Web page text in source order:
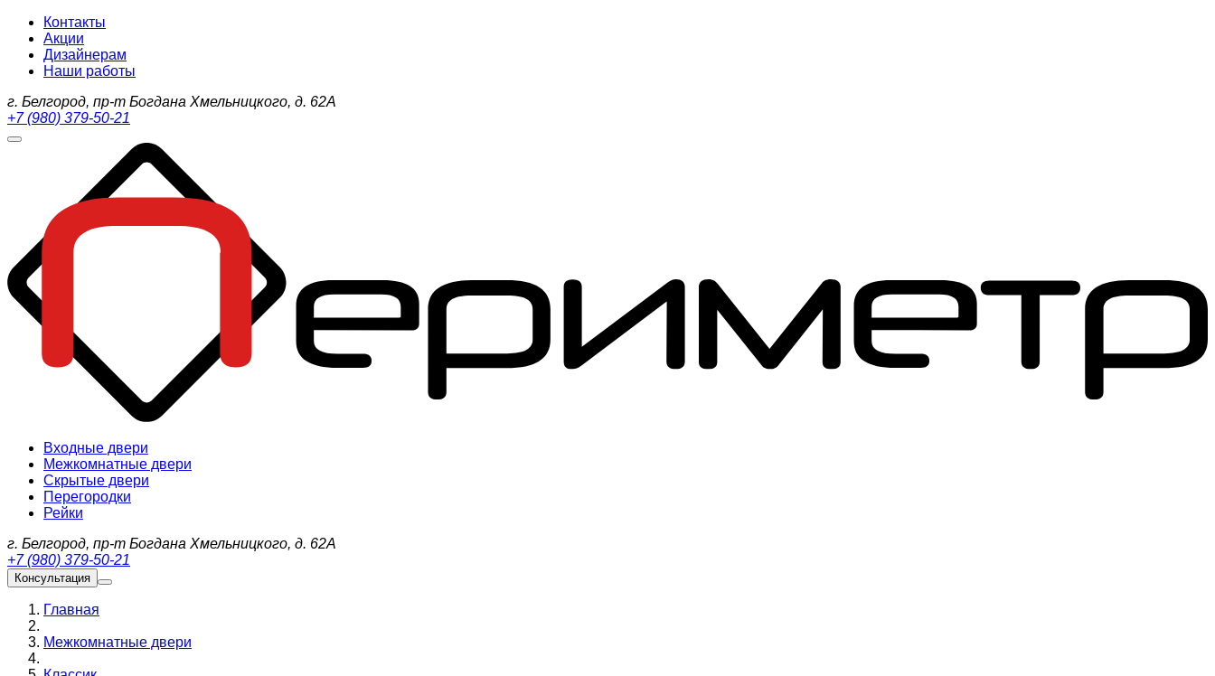
Контакты
Акции
Дизайнерам
Наши работы
г. Белгород, пр-т Богдана Хмельницкого, д. 62А
+7 (980) 379-50-21
Входные двери
Межкомнатные двери
Скрытые двери
Перегородки
Рейки
г. Белгород, пр-т Богдана Хмельницкого, д. 62А
+7 (980) 379-50-21
Консультация
Главная
Межкомнатные двери